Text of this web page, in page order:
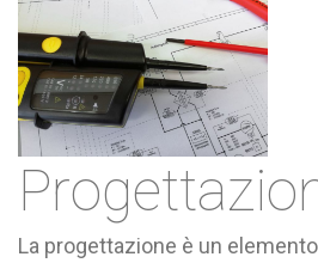
La progettazione è un